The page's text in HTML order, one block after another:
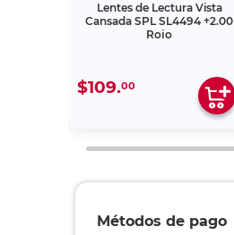
Lentes de Lectura Vista
Cansada SPL SL4494 +2.00
Rojo
$109.00
Métodos de pago